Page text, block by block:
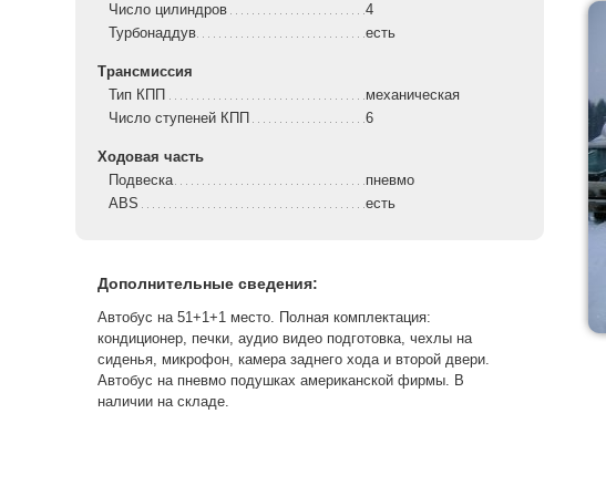
Число цилиндров
4
Турбонаддув
есть
Трансмиссия
Тип КПП
механическая
Число ступеней КПП
6
Ходовая часть
Подвеска
пневмо
ABS
есть
Дополнительные сведения:
Автобус на 51+1+1 место. Полная комплектация:
кондиционер, печки, аудио видео подготовка, чехлы на
сиденья, микрофон, камера заднего хода и второй двери.
Автобус на пневмо подушках американской фирмы. В
наличии на складе.